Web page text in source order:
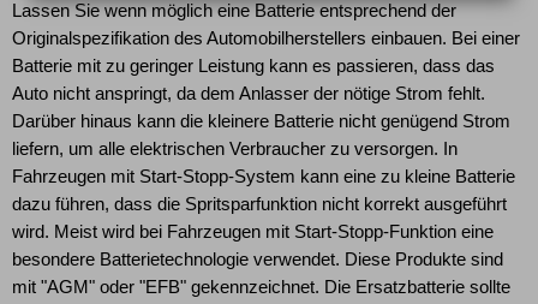
Lassen Sie wenn möglich eine Batterie entsprechend der
Originalspezifikation des Automobilherstellers einbauen. Bei einer
Batterie mit zu geringer Leistung kann es passieren, dass das
Auto nicht anspringt, da dem Anlasser der nötige Strom fehlt.
Darüber hinaus kann die kleinere Batterie nicht genügend Strom
liefern, um alle elektrischen Verbraucher zu versorgen. In
Fahrzeugen mit Start-Stopp-System kann eine zu kleine Batterie
dazu führen, dass die Spritsparfunktion nicht korrekt ausgeführt
wird. Meist wird bei Fahrzeugen mit Start-Stopp-Funktion eine
besondere Batterietechnologie verwendet. Diese Produkte sind
mit "AGM" oder "EFB" gekennzeichnet. Die Ersatzbatterie sollte